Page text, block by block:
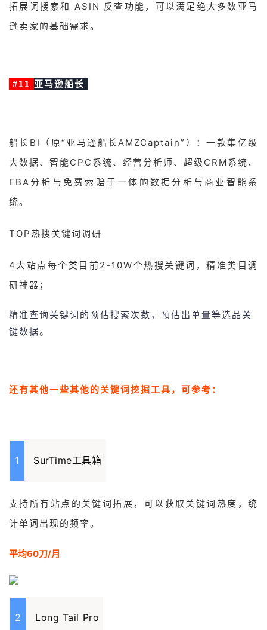
拓展词搜索和 ASIN 反查功能，可以满足绝大多数亚马
逊卖家的基础需求。
#11 亚马逊船长
船长BI（原“亚马逊船长AMZCaptain”）：一款集亿级
大数据、智能CPC系统、经营分析师、超级CRM系统、
FBA分析与免费索赔于一体的数据分析与商业智能系
统。
TOP热搜关键词调研
4大站点每个类目前2-10W个热搜关键词，精准类目调
研神器；
精准查询关键词的预估搜索次数，预估出单量等选品关
键数据。
还有其他一些其他的关键词挖掘工具，可参考：
1 SurTime工具箱
支持所有站点的关键词拓展，可以获取关键词热度，统
计单词出现的频率。
平均60刀/月
2 Long Tail Pro